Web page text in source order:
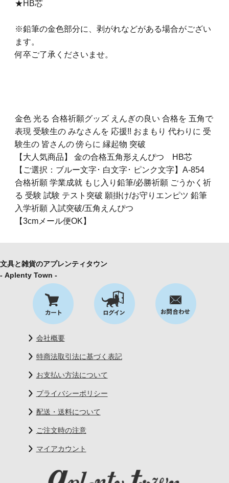
★HB芯
※鉛筆の金色部分に、剥がれなどがある場合がござい
ます。
何卒ご了承くださいませ。
金色 光る 合格祈願グッズ えんぎの良い 合格を 五角で
表現 受験生の みなさんを 応援!! おまもり 代わりに 受
験生の 皆さんの 傍らに 縁起物 突破
【大人気商品】 金の合格五角形えんぴつ HB芯
【ご選択：ブルー文字･ 白文字･ ピンク文字】A-854
合格祈願 学業成就 もじ入り鉛筆/必勝祈願 ごうかく祈
る 受験 試験 テスト突破 願掛け/お守りエンピツ 鉛筆
入学祈願 入試突破/五角えんぴつ
【3cmメール便OK】
文具と雑貨のアプレンティタウン
- Aplenty Town -
会社概要
特商法取引法に基づく表記
お支払い方法について
プライバシーポリシー
配送・送料について
ご注文時の注意
マイアカウント